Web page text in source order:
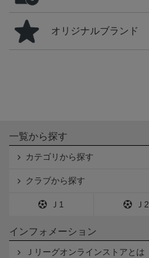
オリジナルブランド
一覧から探す
カテゴリから探す
クラブから探す
Ｊ1 Ｊ2
インフォメーション
Ｊリーグオンラインストアとは